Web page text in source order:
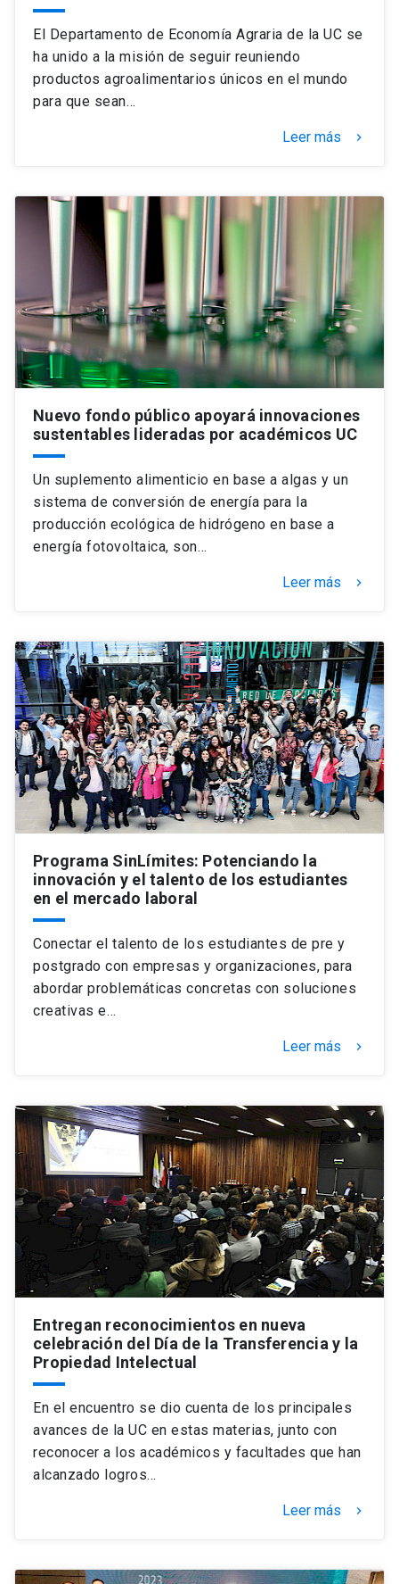
El Departamento de Economía Agraria de la UC se
ha unido a la misión de seguir reuniendo
productos agroalimentarios únicos en el mundo
para que sean…
Leer más keyboard_arrow_right
Nuevo fondo público apoyará innovaciones
sustentables lideradas por académicos UC
Un suplemento alimenticio en base a algas y un
sistema de conversión de energía para la
producción ecológica de hidrógeno en base a
energía fotovoltaica, son…
Leer más keyboard_arrow_right
Programa SinLímites: Potenciando la
innovación y el talento de los estudiantes
en el mercado laboral
Conectar el talento de los estudiantes de pre y
postgrado con empresas y organizaciones, para
abordar problemáticas concretas con soluciones
creativas e…
Leer más keyboard_arrow_right
Entregan reconocimientos en nueva
celebración del Día de la Transferencia y la
Propiedad Intelectual
En el encuentro se dio cuenta de los principales
avances de la UC en estas materias, junto con
reconocer a los académicos y facultades que han
alcanzado logros…
Leer más keyboard_arrow_right